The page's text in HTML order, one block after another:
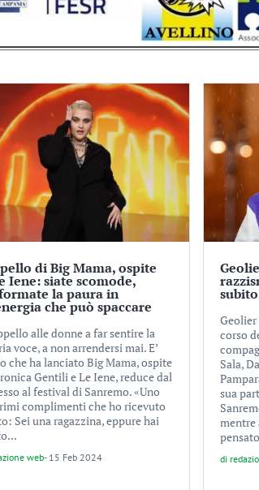
di Big Mama, ospite
Iene: siate scomode,
la paura in
che può spaccare
alle donne a far sentire la
voce, a non arrendersi mai. E’
che ha lanciato Big Mama, ospite
Gentili e Le Iene, reduce dal
al festival di Sanremo. «Uno
complimenti che ho ricevuto
Sei una ragazzina, eppure hai
web- 15 Feb 2024
Geolier
corso
Sala,
sua
mentre
di